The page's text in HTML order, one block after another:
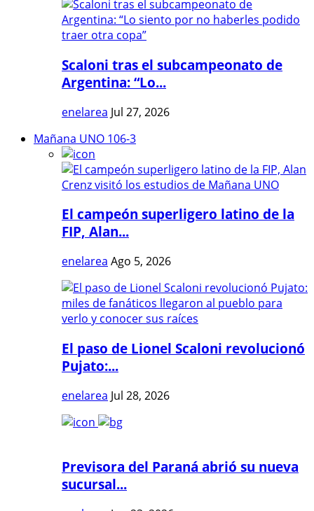
Scaloni tras el subcampeonato de
Argentina: “Lo...
enelarea Jul 27, 2026
Mañana UNO 106-3
El campeón superligero latino de la
FIP, Alan...
enelarea Ago 5, 2026
El paso de Lionel Scaloni revolucionó
Pujato:...
enelarea Jul 28, 2026
Previsora del Paraná abrió su nueva
sucursal...